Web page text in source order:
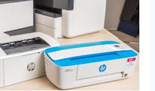
بافضل
اسعار
نرشحها
لك